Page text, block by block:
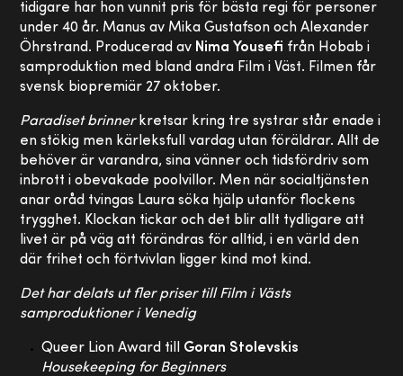
tidigare har hon vunnit pris för bästa regi för personer
under 40 år. Manus av Mika Gustafson och Alexander
Öhrstrand. Producerad av Nima Yousefi från Hobab i
samproduktion med bland andra Film i Väst. Filmen får
svensk biopremiär 27 oktober.
Paradiset brinnerkretsar kring tre systrar står enade i
en stökig men kärleksfull vardag utan föräldrar. Allt de
behöver är varandra, sina vänner och tidsfördriv som
inbrott i obevakade poolvillor. Men när socialtjänsten
anar oråd tvingas Laura söka hjälp utanför flockens
trygghet. Klockan tickar och det blir allt tydligare att
livet är på väg att förändras för alltid, i en värld den
där frihet och förtvivlan ligger kind mot kind.
Det har delats ut fler priser till Film i Västs
samproduktioner i Venedig
Queer Lion Award till Goran Stolevskis
Housekeeping for Beginners